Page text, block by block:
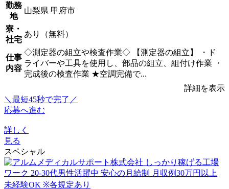
勤務
地
山梨県 甲府市
寮・
社宅
あり（無料）
仕事
内容
◇測定器の組立や検査作業◇ 【測定器の組立】 ・ド
ライバーや工具を使用し、部品の組立、組付け作業 ・
完成後の検査作業 ★空調完備で...
詳細を表示
＼最短45秒で完了／
応募へ進む
詳しく
見る
スペシャル